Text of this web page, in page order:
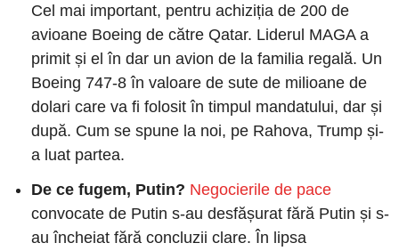
Cel mai important, pentru achiziția de 200 de
avioane Boeing de către Qatar. Liderul MAGA a
primit și el în dar un avion de la familia regală. Un
Boeing 747-8 în valoare de sute de milioane de
dolari care va fi folosit în timpul mandatului, dar și
după. Cum se spune la noi, pe Rahova, Trump și-
a luat partea.
De ce fugem, Putin? Negocierile de pace
convocate de Putin s-au desfășurat fără Putin și s-
au încheiat fără concluzii clare. În lipsa